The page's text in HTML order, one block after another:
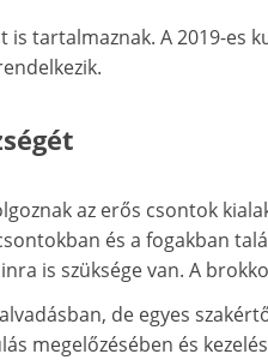
is tartalmaznak. A 2019-es
az erős csontok
és a fogakban
is szüksége van. A
de egyes
megelőzésében és